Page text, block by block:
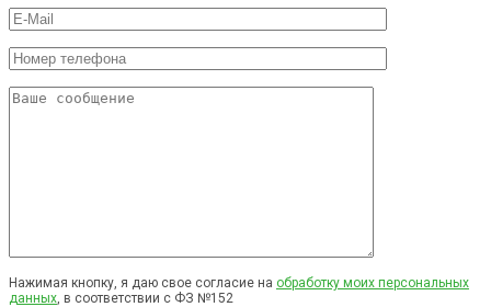
Нажимая кнопку, я даю свое согласие на обработку моих персональных
данных , в соответствии с ФЗ №152